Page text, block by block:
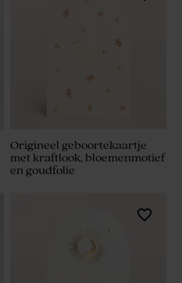
Origineel geboortekaartje
met kraftlook, bloemenmotief
en goudfolie